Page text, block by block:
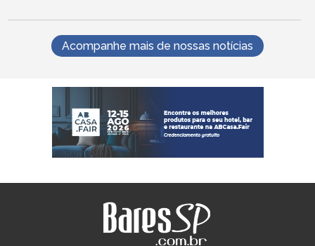
Acompanhe mais de nossas notícias